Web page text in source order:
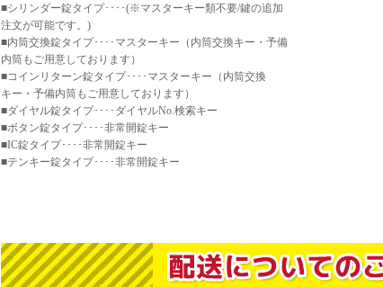
■シリンダー錠タイプ････(※マスターキー類不要/鍵の追加
注文が可能です。)
■内筒交換錠タイプ････マスターキー（内筒交換キー・予備
内筒もご用意しております）
■コインリターン錠タイプ････マスターキー（内筒交換
キー・予備内筒もご用意しております）
■ダイヤル錠タイプ････ダイヤルNo.検索キー
■ボタン錠タイプ････非常開錠キー
■IC錠タイプ････非常開錠キー
■テンキー錠タイプ････非常開錠キー